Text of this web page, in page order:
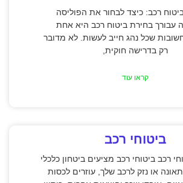
רכב: כיצד לבחור את הפוליסה
עבורך בחירת ביטוח רכב היא אחת
שכל נהג חייב לעשות. לא מדובר
רק בדרישה חוקית,
קראו עוד
ביטוחי רכב
רכב ביטוחי רכב מציעים ביטחון כלכלי
או נזק לרכב שלך, עוזרים לכסות